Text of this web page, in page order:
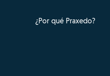
¿Por qué Praxedo?